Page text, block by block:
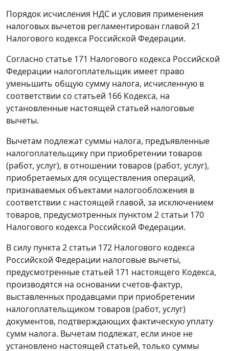
Порядок исчисления НДС и условия применения
налоговых вычетов регламентирован главой 21
Налогового кодекса Российской Федерации.
Согласно статье 171 Налогового кодекса Российской
Федерации налогоплательщик имеет право
уменьшить общую сумму налога, исчисленную в
соответствии со статьей 166 Кодекса, на
установленные настоящей статьей налоговые
вычеты.
Вычетам подлежат суммы налога, предъявленные
налогоплательщику при приобретении товаров
(работ, услуг), в отношении товаров (работ, услуг),
приобретаемых для осуществления операций,
признаваемых объектами налогообложения в
соответствии с настоящей главой, за исключением
товаров, предусмотренных пунктом 2 статьи 170
Налогового кодекса Российской Федерации.
В силу пункта 2 статьи 172 Налогового кодекса
Российской Федерации налоговые вычеты,
предусмотренные статьей 171 настоящего Кодекса,
производятся на основании счетов-фактур,
выставленных продавцами при приобретении
налогоплательщиком товаров (работ, услуг)
документов, подтверждающих фактическую уплату
сумм налога. Вычетам подлежат, если иное не
установлено настоящей статьей, только суммы